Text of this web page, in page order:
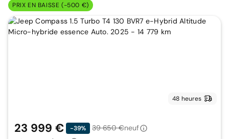
PRIX EN BAISSE (-500 €)
48 heures
23 999 € -39% 39 650 €neuf